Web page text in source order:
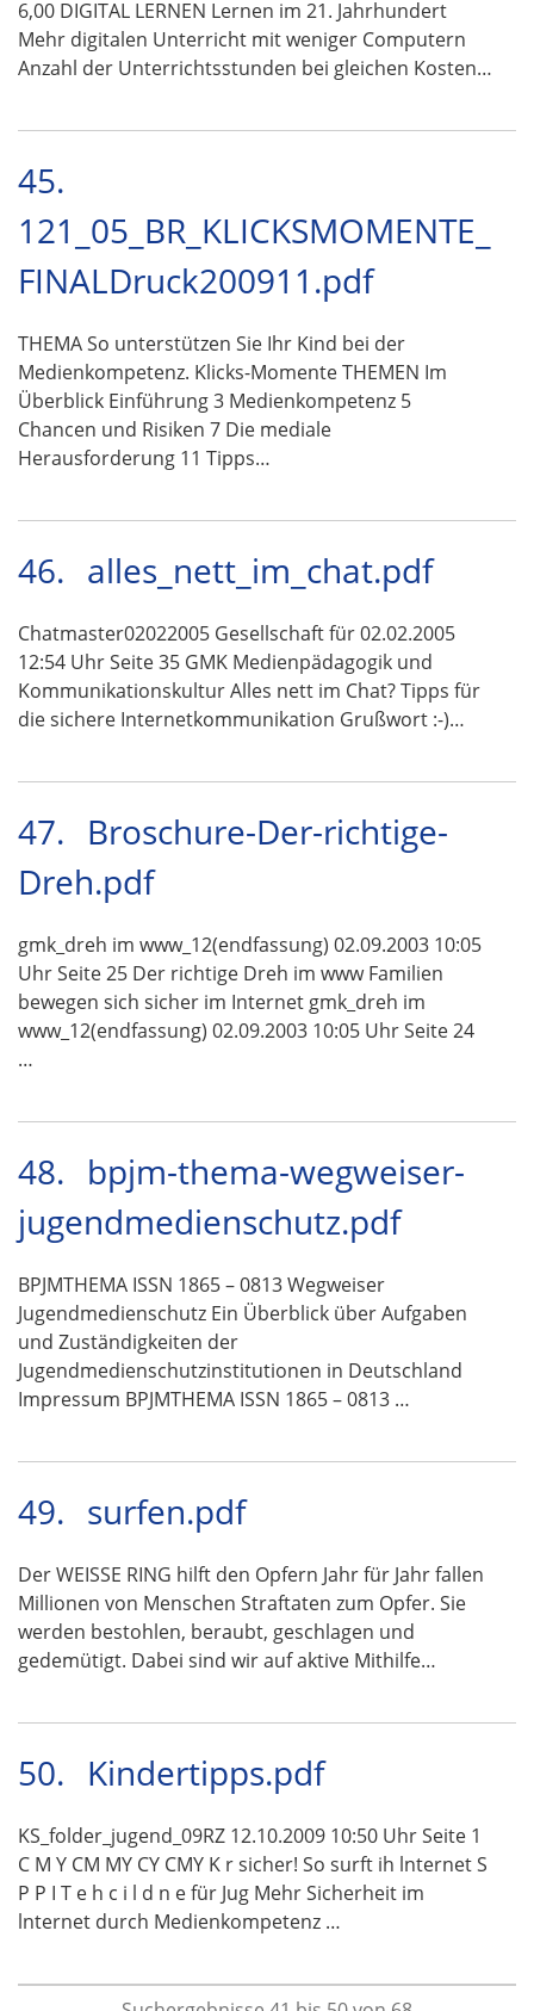
6,00 DIGITAL LERNEN Lernen im 21. Jahrhundert
Mehr digitalen Unterricht mit weniger Computern
Anzahl der Unterrichtsstunden bei gleichen Kosten…
45.
121_05_BR_KLICKSMOMENTE_
FINALDruck200911.pdf
THEMA So unterstützen Sie Ihr Kind bei der
Medienkompetenz. Klicks-Momente THEMEN Im
Überblick Einführung 3 Medienkompetenz 5
Chancen und Risiken 7 Die mediale
Herausforderung 11 Tipps…
46. alles_nett_im_chat.pdf
Chatmaster02022005 Gesellschaft für 02.02.2005
12:54 Uhr Seite 35 GMK Medienpädagogik und
Kommunikationskultur Alles nett im Chat? Tipps für
die sichere Internetkommunikation Grußwort :-)…
47. Broschure-Der-richtige-
Dreh.pdf
gmk_dreh im www_12(endfassung) 02.09.2003 10:05
Uhr Seite 25 Der richtige Dreh im www Familien
bewegen sich sicher im Internet gmk_dreh im
www_12(endfassung) 02.09.2003 10:05 Uhr Seite 24
…
48. bpjm-thema-wegweiser-
jugendmedienschutz.pdf
BPJMTHEMA ISSN 1865 – 0813 Wegweiser
Jugendmedienschutz Ein Überblick über Aufgaben
und Zuständigkeiten der
Jugendmedienschutzinstitutionen in Deutschland
Impressum BPJMTHEMA ISSN 1865 – 0813 …
49. surfen.pdf
Der WEISSE RING hilft den Opfern Jahr für Jahr fallen
Millionen von Menschen Straftaten zum Opfer. Sie
werden bestohlen, beraubt, geschlagen und
gedemütigt. Dabei sind wir auf aktive Mithilfe…
50. Kindertipps.pdf
KS_folder_jugend_09RZ 12.10.2009 10:50 Uhr Seite 1
C M Y CM MY CY CMY K r sicher! So surft ih lnternet S
P P I T e h c i l d n e für Jug Mehr Sicherheit im
lnternet durch Medienkompetenz …